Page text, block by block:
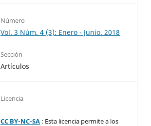
Número
Vol. 3 Núm. 4 (3): Enero - Junio. 2018
Sección
Artículos
Licencia
CC BY-NC-SA : Esta licencia permite a los